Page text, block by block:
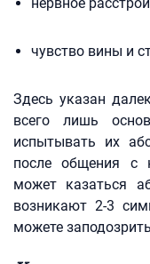
чувство вины и
Здесь указан
всего лишь
испытывать их
после общения с
может казаться
возникают 2-3
можете